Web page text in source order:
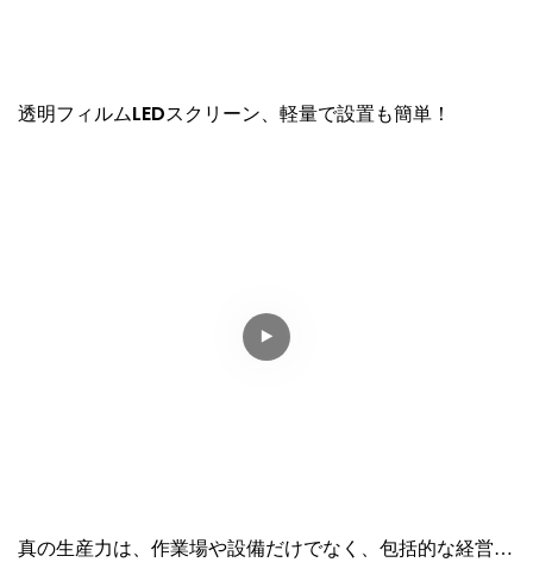
透明フィルムLEDスクリーン、軽量で設置も簡単！
真の生産力は、作業場や設備だけでなく、包括的な経営シ